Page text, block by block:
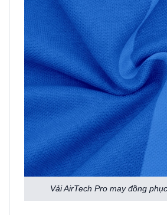
Vải AirTech Pro may đồng